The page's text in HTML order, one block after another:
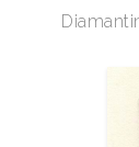
Settima
il Banco di